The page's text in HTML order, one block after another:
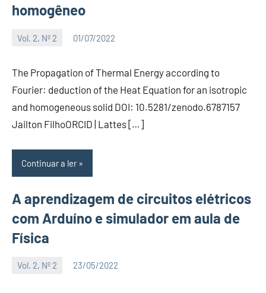
homogêneo
Vol. 2, Nº 2 01/07/2022
The Propagation of Thermal Energy according to
Fourier: deduction of the Heat Equation for an isotropic
and homogeneous solid DOI: 10.5281/zenodo.6787157
Jailton FilhoORCID | Lattes […]
Continuar a ler
A aprendizagem de circuitos elétricos
com Arduíno e simulador em aula de
Física
Vol. 2, Nº 2 23/05/2022